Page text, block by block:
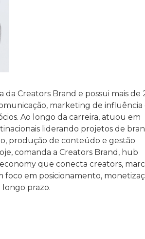
Creators Brand e possui mais de
marketing de influência
Ao longo da carreira, atuou em
liderando projetos de
produção de conteúdo e gestão
comanda a Creators Brand, hub
que conecta creators,
foco em posicionamento,
prazo.